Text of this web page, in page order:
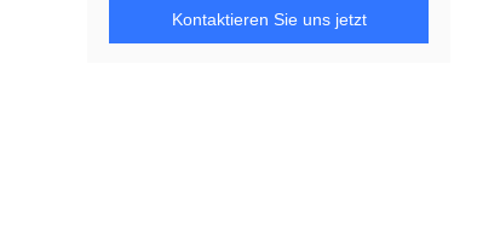
Kontaktieren Sie uns jetzt